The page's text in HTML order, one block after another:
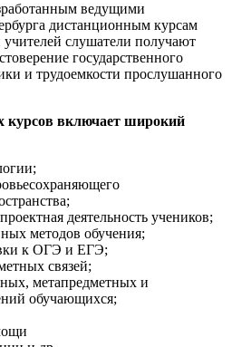
ведущими
дистанционным курсам
слушатели получают
государственного
и трудоемкости прослушанного
курсов включает широкий
деятельность учеников;
методов обучения;
к ОГЭ и ЕГЭ;
связей;
метапредметных и
обучающихся;